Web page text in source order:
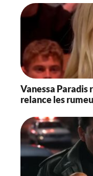
Vanessa Paradis
relance les